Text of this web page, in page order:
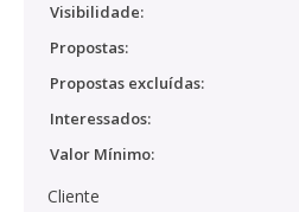
Visibilidade:
Propostas:
Propostas excluídas:
Interessados:
Valor Mínimo:
Cliente